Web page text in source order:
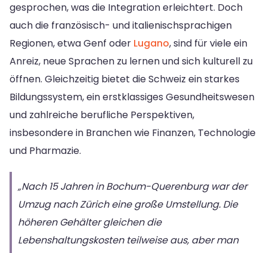
gesprochen, was die Integration erleichtert. Doch
auch die französisch- und italienischsprachigen
Regionen, etwa Genf oder Lugano, sind für viele ein
Anreiz, neue Sprachen zu lernen und sich kulturell zu
öffnen. Gleichzeitig bietet die Schweiz ein starkes
Bildungssystem, ein erstklassiges Gesundheitswesen
und zahlreiche berufliche Perspektiven,
insbesondere in Branchen wie Finanzen, Technologie
und Pharmazie.
„Nach 15 Jahren in Bochum-Querenburg war der
Umzug nach Zürich eine große Umstellung. Die
höheren Gehälter gleichen die
Lebenshaltungskosten teilweise aus, aber man